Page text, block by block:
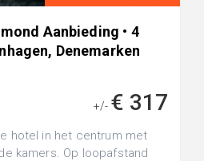
Aanbieding • 4
Denemarken
+/- € 317
hotel in het centrum met
kamers. Op loopafstand